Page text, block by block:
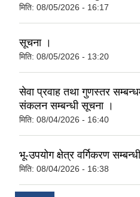
मिति: 08/05/2026 - 16:17
सूचना ।
मिति: 08/05/2026 - 13:20
सेवा प्रवाह तथा गुणस्तर
संकलन सम्बन्धी सूचना ।
मिति: 08/04/2026 - 16:40
भू-उपयोग क्षेत्र वर्गिकरण
मिति: 08/04/2026 - 16:38